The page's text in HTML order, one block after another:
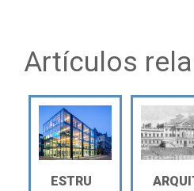
Artículos
ESTRU